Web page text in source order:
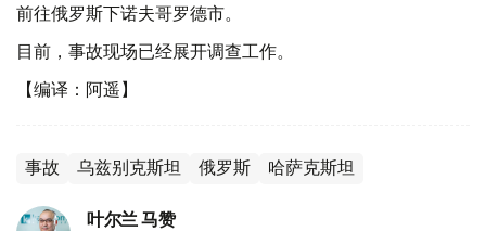
前往俄罗斯下诺夫哥罗德市。
目前，事故现场已经展开调查工作。
【编译：阿遥】
事故 乌兹别克斯坦 俄罗斯 哈萨克斯坦
叶尔兰 马赞